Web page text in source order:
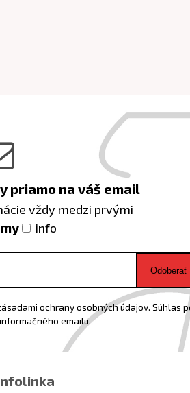
priamo na váš email
vždy medzi prvými
info
Odoberať
ochrany osobných údajov. Súhlas
emailu.